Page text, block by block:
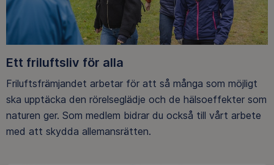
Ett friluftsliv för alla
Friluftsfrämjandet arbetar för att så många som möjligt
ska upptäcka den rörelseglädje och de hälsoeffekter som
naturen ger. Som medlem bidrar du också till vårt arbete
med att skydda allemansrätten.